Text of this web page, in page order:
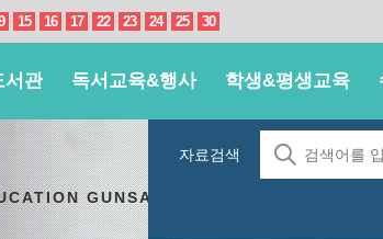
15 16 17 22 23 24 25 30
서관 독서교육&행사 학생&평생교육
자료검색
GUNSAN STUDENT EDUCATION